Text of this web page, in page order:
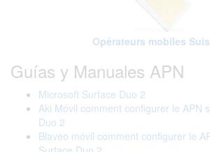
Opérateurs mobiles
Guías y Manuales APN
Microsoft Surface Duo 2
Aki Móvil comment configurer le APN
Duo 2
Blaveo móvil comment configurer le